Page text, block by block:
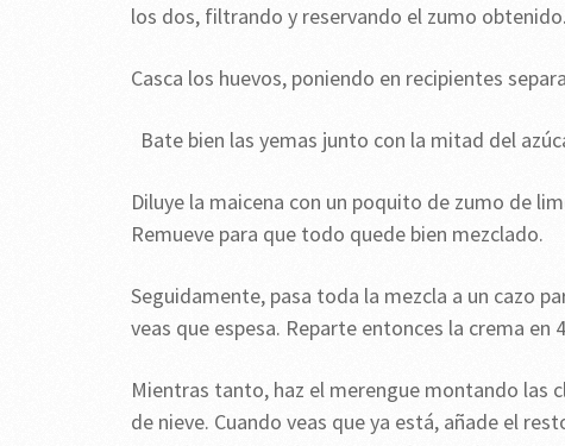
los dos, filtrando y reservando el zumo obtenido.
Casca los huevos, poniendo en recipientes
Bate bien las yemas junto con la mitad del
Diluye la maicena con un poquito de zumo de
Remueve para que todo quede bien mezclado.
Seguidamente, pasa toda la mezcla a un cazo
veas que espesa. Reparte entonces la crema
Mientras tanto, haz el merengue montando las
de nieve. Cuando veas que ya está, añade el